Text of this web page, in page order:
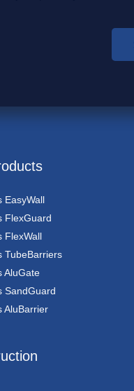
EasyWall
FlexGuard
FlexWall
TubeBarriers
AluGate
SandGuard
AluBarrier